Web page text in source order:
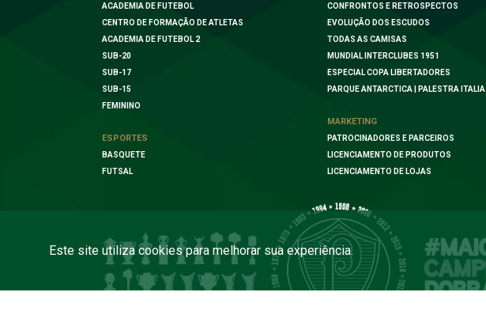
ACADEMIA DE FUTEBOL
CENTRO DE FORMAÇÃO DE ATLETAS
ACADEMIA DE FUTEBOL 2
SUB-20
SUB-17
SUB-15
FEMININO
ESPORTES
BASQUETE
FUTSAL
CONFRONTOS E RETROSPECTOS
EVOLUÇÃO DOS ESCUDOS
TODAS AS CAMISAS
MUNDIAL INTERCLUBES 1951
ESPECIAL COPA LIBERTADORES
PARQUE ANTARCTICA | PALESTRA ITALIA
MARKETING
PATROCINADORES E PARCEIROS
LICENCIAMENTO DE PRODUTOS
LICENCIAMENTO DE LOJAS
Este site utiliza cookies para melhorar sua experiência.